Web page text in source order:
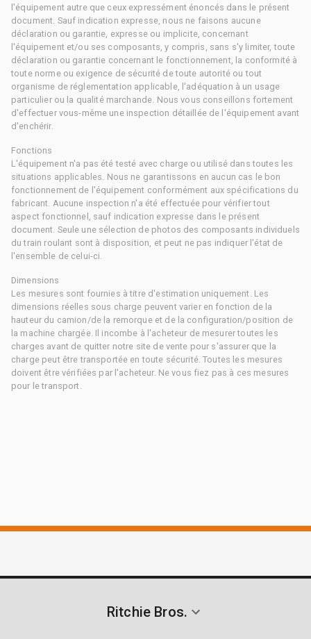
l'équipement autre que ceux expressément énoncés dans le présent
document. Sauf indication expresse, nous ne faisons aucune
déclaration ou garantie, expresse ou implicite, concernant
l'équipement et/ou ses composants, y compris, sans s'y limiter, toute
déclaration ou garantie concernant le fonctionnement, la conformité à
toute norme ou exigence de sécurité de toute autorité ou tout
organisme de réglementation applicable, l'adéquation à un usage
particulier ou la qualité marchande. Nous vous conseillons fortement
d'effectuer vous-même une inspection détaillée de l'équipement avant
d'enchérir.
Fonctions
L'équipement n'a pas été testé avec charge ou utilisé dans toutes les
situations applicables. Nous ne garantissons en aucun cas le bon
fonctionnement de l'équipement conformément aux spécifications du
fabricant. Aucune inspection n'a été effectuée pour vérifier tout
aspect fonctionnel, sauf indication expresse dans le présent
document. Seule une sélection de photos des composants individuels
du train roulant sont à disposition, et peut ne pas indiquer l'état de
l'ensemble de celui-ci.
Dimensions
Les mesures sont fournies à titre d'estimation uniquement. Les
dimensions réelles sous charge peuvent varier en fonction de la
hauteur du camion/de la remorque et de la configuration/position de
la machine chargée. Il incombe à l'acheteur de mesurer toutes les
charges avant de quitter notre site de vente pour s'assurer que la
charge peut être transportée en toute sécurité. Toutes les mesures
doivent être vérifiées par l'acheteur. Ne vous fiez pas à ces mesures
pour le transport.
Ritchie Bros.